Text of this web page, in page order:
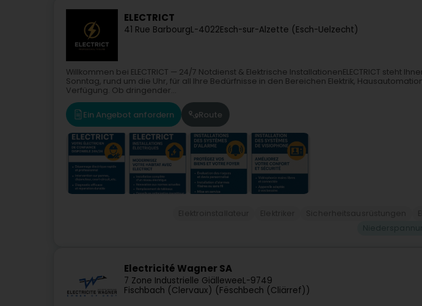
ELECTRICT
41 Rue BarbourgL-4022Esch-sur-Alzette (Esch-Uelzecht)
Willkommen bei ELECTRICT — 24/7 Notdienst & Elektrische InstallationenELECTRICT steht
Sonntag, rund um die Uhr, für all Ihre Bedürfnisse in den Bereichen Elektrik,
Verfügung. Ob dringender...
Ein Angebot anfordern Route
Electricité Wagner SA
7 Zone Industrielle GiälleweeL-9749
Fischbach (Clervaux) (Fëschbech (Cliärref))